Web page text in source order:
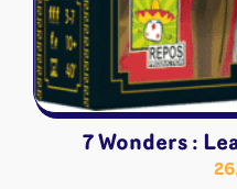
7 Wonders :